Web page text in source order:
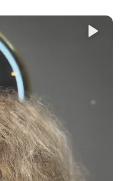
هل هذه المنتجات
نعم، جميع منتجات خط ديتوكس
لماذا لا ينتج الشامبو
نظرًا لأن الشامبو خالي من
الشامبوهات التقليدية. إذا
بشامبو قليل، ثم شطفه قبل